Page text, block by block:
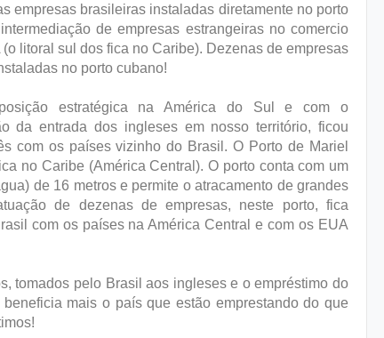
empresas brasileiras instaladas diretamente no porto
de empresas estrangeiras no comercio
litoral sul dos fica no Caribe). Dezenas de empresas
no porto cubano!
estratégica na América do Sul e com o
da entrada dos ingleses em nosso território, ficou
com os países vizinho do Brasil. O Porto de Mariel
no Caribe (América Central). O porto conta com um
de 16 metros e permite o atracamento de grandes
de dezenas de empresas, neste porto, fica
com os países na América Central e com os EUA
tomados pelo Brasil aos ingleses e o empréstimo do
mais o país que estão emprestando do que